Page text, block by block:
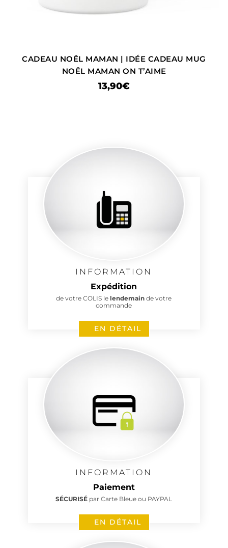
CADEAU NOËL MAMAN | IDÉE CADEAU MUG
NOËL MAMAN ON T’AIME
13,90€
INFORMATION
Expédition
de votre COLIS lelendemainde votre
commande
EN DÉTAIL
INFORMATION
Paiement
SÉCURISÉ par Carte Bleue ou PAYPAL
EN DÉTAIL